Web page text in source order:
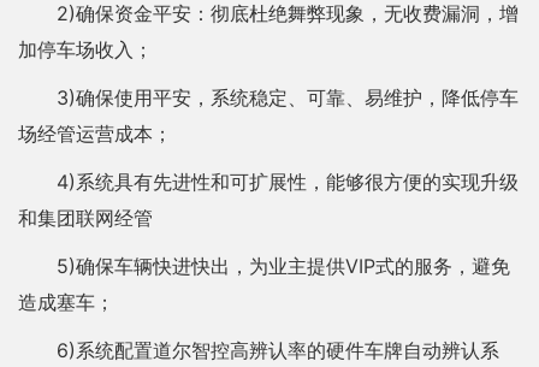
2)确保资金平安：彻底杜绝舞弊现象，无收费漏洞，增
加停车场收入；
3)确保使用平安，系统稳定、可靠、易维护，降低停车
场经管运营成本；
4)系统具有先进性和可扩展性，能够很方便的实现升级
和集团联网经管
5)确保车辆快进快出，为业主提供VIP式的服务，避免
造成塞车；
6)系统配置道尔智控高辨认率的硬件车牌自动辨认系